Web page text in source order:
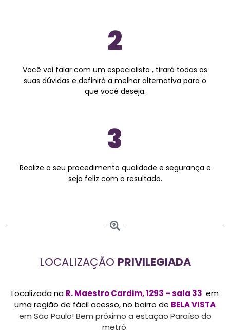
2
Você vai falar com um especialista , tirará todas as
suas dúvidas e definirá a melhor alternativa para o
que você deseja.
3
Realize o seu procedimento qualidade e segurança e
seja feliz com o resultado.
LOCALIZAÇÃO PRIVILEGIADA
Localizada na R. Maestro Cardim, 1293 – sala 33 em
uma região de fácil acesso, no bairro de BELA VISTA
em São Paulo! Bem próximo a estação Paraíso do
metrô.